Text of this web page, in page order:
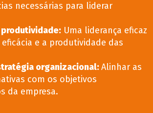
necessárias para liderar
Uma liderança eficaz
e a produtividade das
organizacional:Alinhar as
com os objetivos
da empresa.